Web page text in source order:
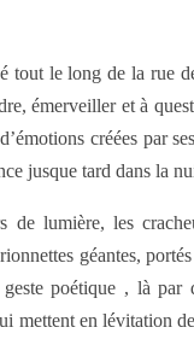
tout le long de la rue
émerveiller et à
créées par
jusque tard dans la
de lumière, les
géantes,
poétique , là par
mettent en lévitation